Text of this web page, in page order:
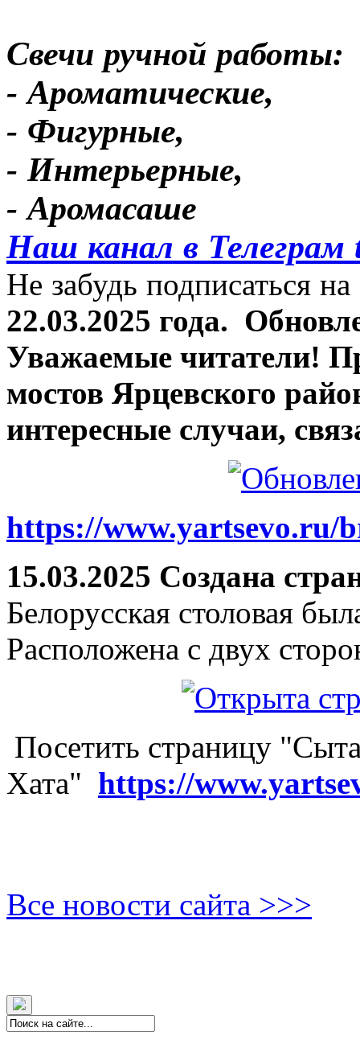
Свечи ручной работы:
- Ароматические,
- Фигурные,
- Интерьерные,
- Аромасаше
Наш канал в Телеграм
Не забудь подписаться
22.03.2025 года.
Уважаемые читатели!
мостов Ярцевского
интересные случаи,
https://www.yartsevo.ru/
15.03.2025 Создана
Белорусская столовая
Расположена с двух
Посетить страницу
Хата" https://
Все новости сайта >>>